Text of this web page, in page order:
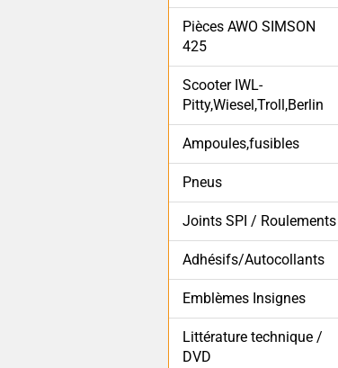
Pièces AWO SIMSON
425
Scooter IWL-
Pitty,Wiesel,Troll,Berlin
Ampoules,fusibles
Pneus
Joints SPI / Roulements
Adhésifs/Autocollants
Emblèmes Insignes
Littérature technique /
DVD